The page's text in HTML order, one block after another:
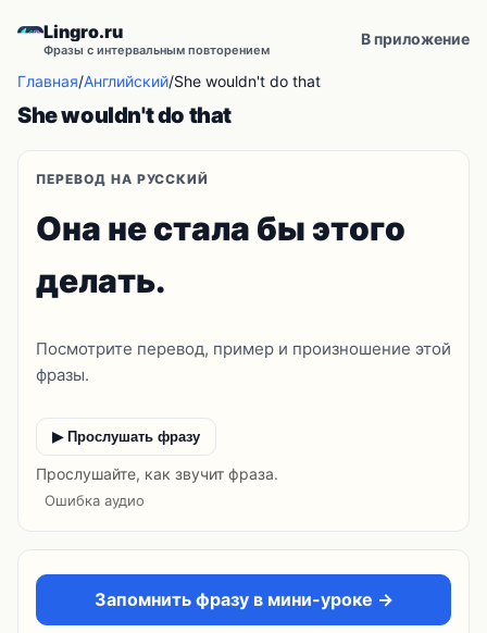
Lingro.ru
Фразы с интервальным повторением
В приложение
Главная/Английский/She wouldn't do that
She wouldn't do that
ПЕРЕВОД НА РУССКИЙ
Она не стала бы этого
делать.
Посмотрите перевод, пример и произношение этой
фразы.
▶ Прослушать фразу
Прослушайте, как звучит фраза.
Ошибка аудио
Запомнить фразу в мини-уроке →